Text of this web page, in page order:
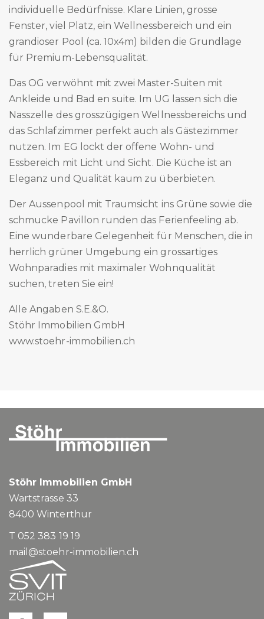
individuelle Bedürfnisse. Klare Linien, grosse
Fenster, viel Platz, ein Wellnessbereich und ein
grandioser Pool (ca. 10x4m) bilden die Grundlage
für Premium-Lebensqualität.
Das OG verwöhnt mit zwei Master-Suiten mit
Ankleide und Bad en suite. Im UG lassen sich die
Nasszelle des grosszügigen Wellnessbereichs und
das Schlafzimmer perfekt auch als Gästezimmer
nutzen. Im EG lockt der offene Wohn- und
Essbereich mit Licht und Sicht. Die Küche ist an
Eleganz und Qualität kaum zu überbieten.
Der Aussenpool mit Traumsicht ins Grüne sowie die
schmucke Pavillon runden das Ferienfeeling ab.
Eine wunderbare Gelegenheit für Menschen, die in
herrlich grüner Umgebung ein grossartiges
Wohnparadies mit maximaler Wohnqualität
suchen, treten Sie ein!
Alle Angaben S.E.&O.
Stöhr Immobilien GmbH
www.stoehr-immobilien.ch
Stöhr Immobilien GmbH
Wartstrasse 33
8400Winterthur
T 052 383 19 19
mail@stoehr-immobilien.ch